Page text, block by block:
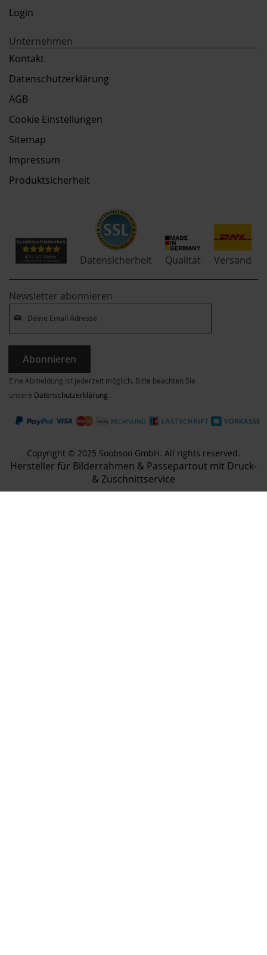
Login
Unternehmen
Kontakt
Datenschutzerklärung
AGB
Cookie Einstellungen
Sitemap
Impressum
Produktsicherheit
Datensicherheit Qualität Versand
Newsletter abonnieren
Abonnieren
Eine Abmeldung ist jederzeit möglich. Bitte beachten Sie
unsere Datenschutzerklärung.
Copyright © 2025 Soobsoo GmbH. All rights reserved.
Hersteller für Bilderrahmen & Passepartout mit Druck-
& Zuschnittservice